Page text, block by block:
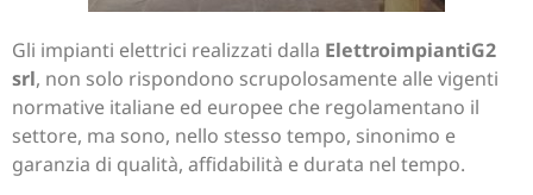
Gli impianti elettrici realizzati dalla ElettroimpiantiG2
srl, non solo rispondono scrupolosamente alle vigenti
normative italiane ed europee che regolamentano il
settore, ma sono, nello stesso tempo, sinonimo e
garanzia di qualità, affidabilità e durata nel tempo.